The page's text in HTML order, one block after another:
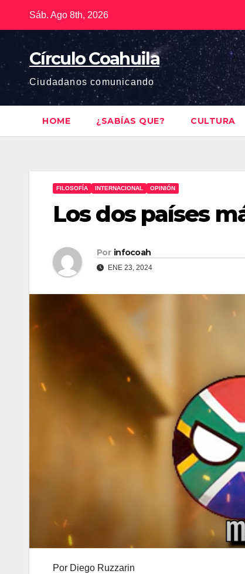
Sáb. Ago 8th, 2026
Círculo Coahuila
Ciudadanos comunicando
HOME ¿SABÍAS QUE? CULTURA
FILOSOFÍA INTERNACIONAL OPINIÓN
Los dos países
Por infocoah
ENE 23, 2024
Por Diego Ruzzarin